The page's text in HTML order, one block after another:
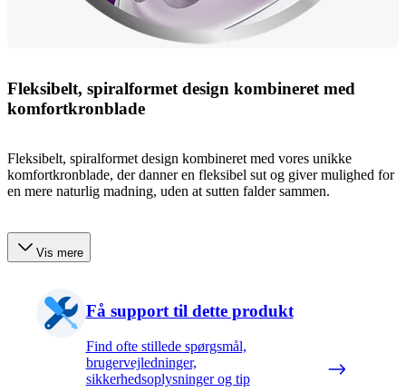
Fleksibelt, spiralformet design kombineret med
komfortkronblade
Fleksibelt, spiralformet design kombineret med vores unikke
komfortkronblade, der danner en fleksibel sut og giver mulighed for
en mere naturlig madning, uden at sutten falder sammen.
Vis mere
Få support til dette produkt
Find ofte stillede spørgsmål,
brugervejledninger,
sikkerhedsoplysninger og tip